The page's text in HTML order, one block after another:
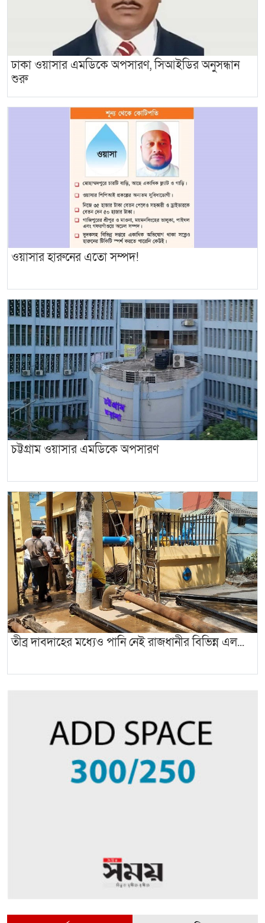
ঢাকা ওয়াসার এমডিকে অপসারণ, সিআইডির অনুসন্ধান
শুরু
ওয়াসার হারুনের এতো সম্পদ!
চট্টগ্রাম ওয়াসার এমডিকে অপসারণ
তীব্র দাবদাহের মধ্যেও পানি নেই রাজধানীর বিভিন্ন এল...